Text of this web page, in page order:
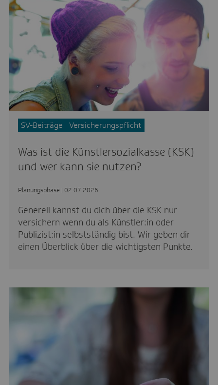
SV-Beiträge Versicherungspflicht
Was ist die Künstlersozialkasse (KSK)
und wer kann sie nutzen?
Planungsphase | 02.07.2026
Generell kannst du dich über die KSK nur
versichern wenn du als Künstler:in oder
Publizist:in selbstständig bist. Wir geben dir
einen Überblick über die wichtigsten Punkte.